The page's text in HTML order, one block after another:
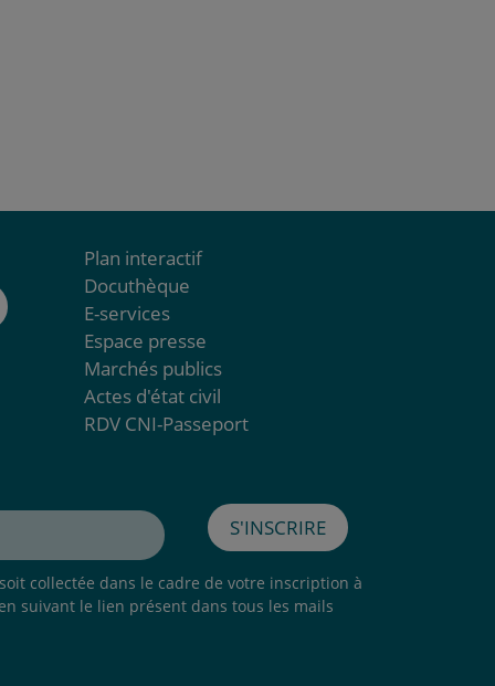
Plan interactif
Docuthèque
E-services
Espace presse
Marchés publics
Actes d'état civil
RDV CNI-Passeport
S'inscrire
collectée dans le cadre de votre inscription à
suivant le lien présent dans tous les mails